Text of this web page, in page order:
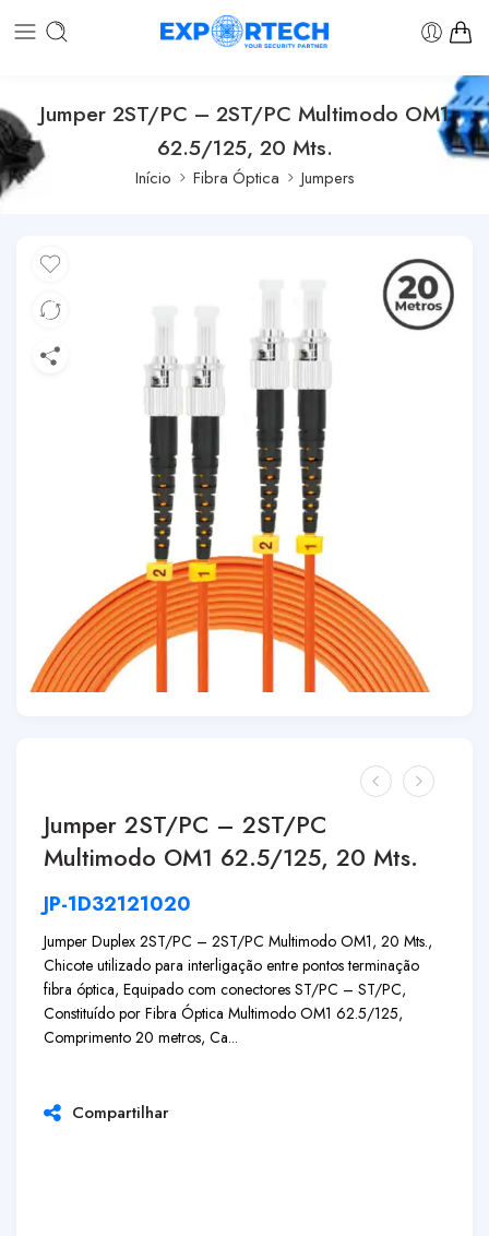
Jumper 2ST/PC – 2ST/PC Multimodo OM1
62.5/125, 20 Mts.
Início Fibra Óptica Jumpers
Jumper 2ST/PC – 2ST/PC
Multimodo OM1 62.5/125, 20 Mts.
JP-1D32121020
Jumper Duplex 2ST/PC – 2ST/PC Multimodo OM1, 20 Mts.,
Chicote utilizado para interligação entre pontos terminação
fibra óptica, Equipado com conectores ST/PC – ST/PC,
Constituído por Fibra Óptica Multimodo OM1 62.5/125,
Comprimento 20 metros, Ca...
Compartilhar